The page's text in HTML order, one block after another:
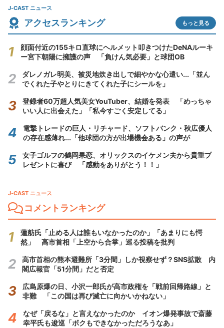
J-CAST ニュース
アクセスランキング もっと見る
顔面付近の155キロ直球にヘルメット叩きつけたDeNAルーキ
ー宮下朝陽に擁護の声 「負けん気必要」と球団OB
ダレノガレ明美、被災地炊き出しで細やかな心遣い...「並ん
でくれた子やとりにきてくれた子にシールを」
登録者60万超人気美女YouTuber、結婚を発表 「めっちゃ
いい人に出会えた」「私今すごく安定してる」
電撃トレードの巨人・リチャード、ソフトバンク・秋広優人
の存在感薄れ...「他球団の方が出場機会ある」の声が
女子ゴルフの鶴岡果恋、オリックスのイケメン夫から貴重プ
レゼントに喜び 「感動をありがとう！！」
J-CAST ニュース
コメントランキング
蓮舫氏「止める人は誰もいなかったのか」「あまりにも愕
然」 高市首相「上空から合掌」巡る投稿を批判
高市首相の熊本避難所「3分間」しか視察せず？SNS拡散 内
閣広報官「51分間」だと否定
広島原爆の日、小沢一郎氏が高市政権を「戦前回帰路線」と
非難 「この国は再び滅亡に向かいかねない」
なぜ「戻るな」と言えなかったのか イオン爆発事故で斎藤
幸平氏も逡巡「ボクもできなかっただろうなあ」